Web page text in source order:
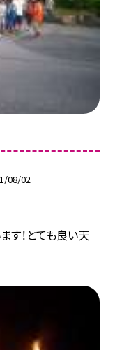
08/02
す！とても良い天